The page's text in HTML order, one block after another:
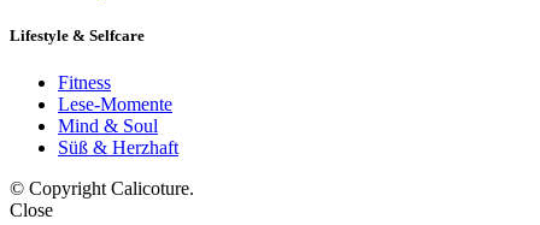
Lifestyle & Selfcare
Fitness
Lese-Momente
Mind & Soul
Süß & Herzhaft
© Copyright Calicoture.
Close